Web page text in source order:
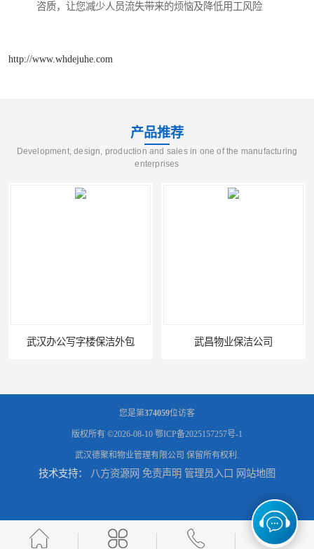
咨质，让您减少人员流失带来的烦恼及降低用工风险
http://www.whdejuhe.com
产品推荐
Development, design, production and sales in one of the manufacturing
enterprises
武汉办公写字楼保洁外包 武昌物业保洁公司
武昌专业物业保洁
您是第374059位访客
版权所有 ©2026-08-10 鄂ICP备2025157257号-1
武汉德聚和物业管理有限公司 保留所有权利.
技术支持： 八方资源网 免责声明 管理员入口 网站地图